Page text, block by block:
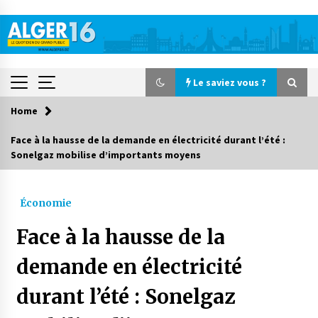
content
Le saviez vous ?
Le saviez vous ?
Accidents de la circulation : 11 décès et 243
Début des camps d’été pour un deuxième
groupe d’enfants autistes
4 jours ago
Parking de la Promenade des Sablettes : Mis en
service de bornes automatiques
Home
Face à la hausse de la demande en électricité durant l’été :
Sonelgaz mobilise d’importants moyens
Économie
Face à la hausse de la
demande en électricité
durant l’été : Sonelgaz